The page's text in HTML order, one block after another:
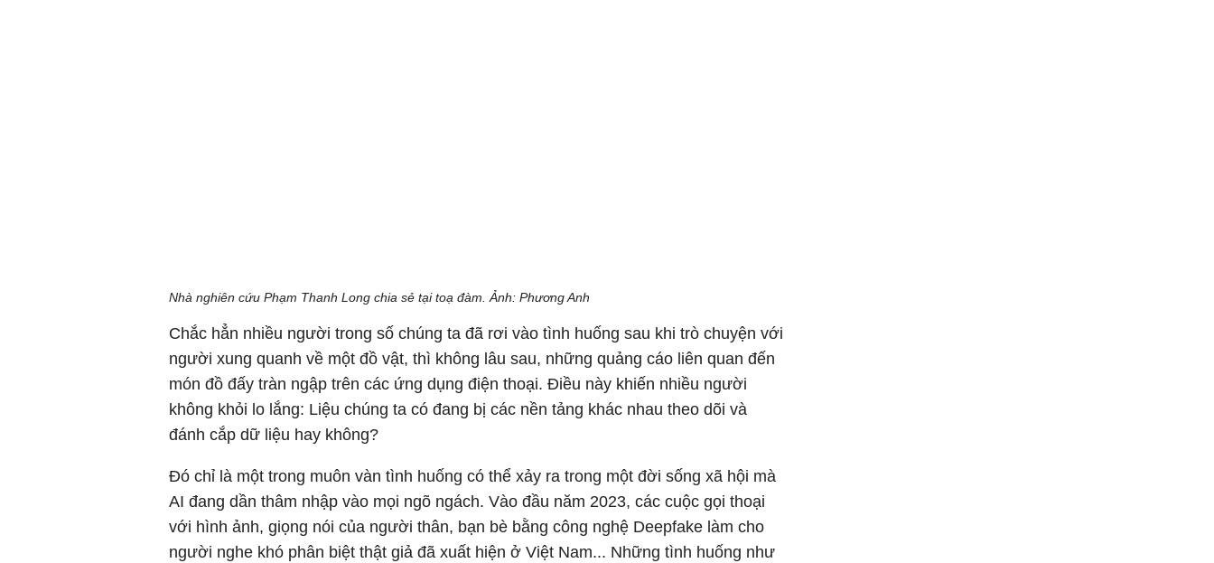
Nhà nghiên cứu Phạm Thanh Long chia sẻ tại toạ đàm. Ảnh: Phương Anh
Chắc hẳn nhiều người trong số chúng ta đã rơi vào tình huống sau khi trò chuyện với
người xung quanh về một đồ vật, thì không lâu sau, những quảng cáo liên quan đến
món đồ đấy tràn ngập trên các ứng dụng điện thoại. Điều này khiến nhiều người
không khỏi lo lắng: Liệu chúng ta có đang bị các nền tảng khác nhau theo dõi và
đánh cắp dữ liệu hay không?
Đó chỉ là một trong muôn vàn tình huống có thể xảy ra trong một đời sống xã hội mà
AI đang dần thâm nhập vào mọi ngõ ngách. Vào đầu năm 2023, các cuộc gọi thoại
với hình ảnh, giọng nói của người thân, bạn bè bằng công nghệ Deepfake làm cho
người nghe khó phân biệt thật giả đã xuất hiện ở Việt Nam... Những tình huống như